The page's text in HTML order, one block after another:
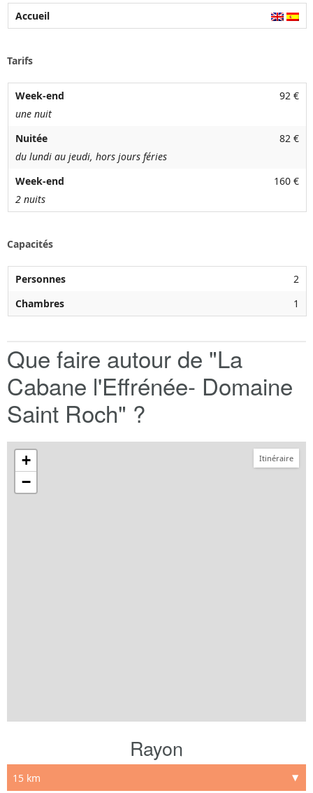
Accueil
Tarifs
Week-end
92 €
une nuit
Nuitée
82 €
du lundi au jeudi, hors jours féries
Week-end
160 €
2 nuits
Capacités
Personnes
2
Chambres
1
Que faire autour de "La
Cabane l'Effrénée- Domaine
Saint Roch" ?
Itinéraire
+
−
Rayon